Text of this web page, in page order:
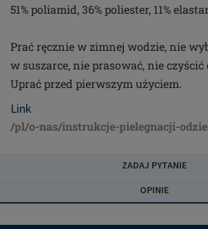
51% poliamid, 36% poliester, 11%
Prać ręcznie w zimnej wodzie, nie
w suszarce, nie prasować, nie czyścić
Uprać przed pierwszym użyciem.
Link
/pl/o-nas/instrukcje-pielegnacji-
ZADAJ PYTANIE
OPINIE